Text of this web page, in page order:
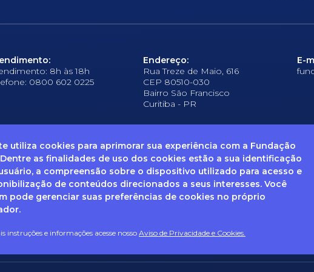
utiliza cookies para aprimorar sua experiência com a Fundação
Dentre as finalidades de uso dos cookies estão a sua identificação
a compreensão sobre o dispositivo utilizado para acesso e
de conteúdos direcionados a seus interesses. Você
pode gerenciar suas preferências de cookies no próprio
instruções e informações acesse nosso Aviso de Privacidade e Cookies.
8h às 18h
0800 602 0225
Endereço:
Rua Treze de Maio, 616
CEP 80510-030
Bairro São Francisco
Curitiba - PR
E-
Ouvidoria Canal de Denúncias Solicitação de informações Documentos obrigatórios
dúvidas sobre Privacidade de Dados e LGPD, entre em contato com
dpo@fcopel.org.br